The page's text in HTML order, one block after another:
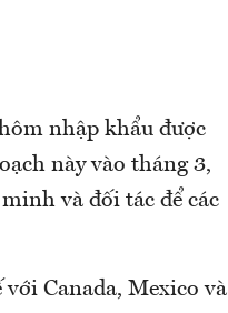
nhập khẩu được
này vào tháng 3,
và đối tác để các
Canada, Mexico và